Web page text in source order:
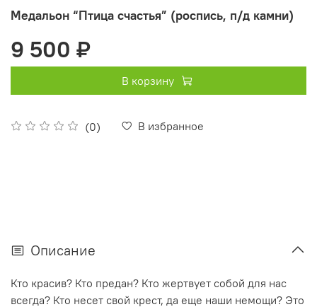
Медальон “Птица счастья” (роспись, п/д камни)
(0) В избранное
9 500 ₽
В корзину
Описание
Кто красив? Кто предан? Кто жертвует собой для нас
всегда? Кто несет свой крест, да еще наши немощи? Это